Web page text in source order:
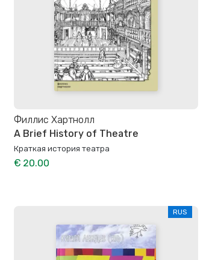
Филлис Хартнолл
A Brief History of Theatre
Краткая история театра
€ 20.00
RUS